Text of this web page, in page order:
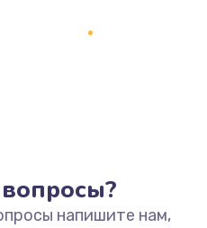
напишите нам,